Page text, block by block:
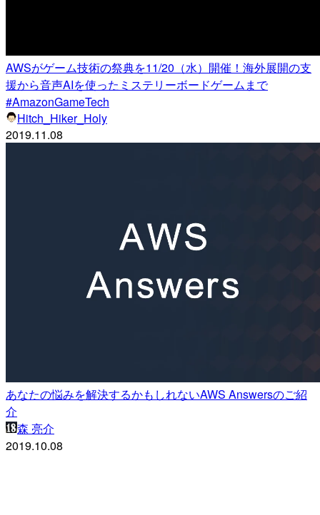
AWSがゲーム技術の祭典を11/20（水）開催！海外展開の支
援から音声AIを使ったミステリーボードゲームまで
#AmazonGameTech
Hitch_Hiker_Holy
2019.11.08
あなたの悩みを解決するかもしれないAWS Answersのご紹
介
森 亮介
2019.10.08